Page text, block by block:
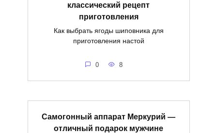
классический рецепт
приготовления
Как выбрать ягоды шиповника для
приготовления настой
0 8
Самогонный аппарат Меркурий —
отличный подарок мужчине